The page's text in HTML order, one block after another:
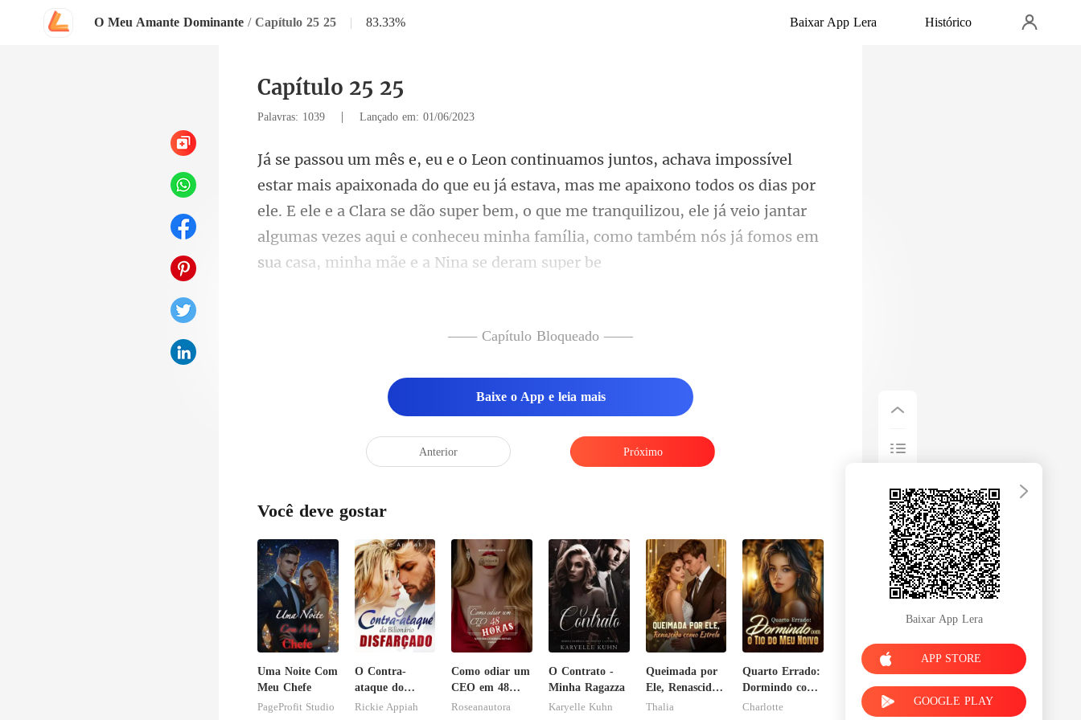
O Meu Amante Dominante / Capítulo 25 25 | 83.33% Baixar App Lera Histórico
Capítulo 25 25
Palavras: 1039 | Lançado em: 01/06/2023
mas me apaixono todos os dias por
ele. E ele e a Clara se dão super bem, o que me tranquilizou, ele já veio jantar
a
—— Capítulo Bloqueado ——
Baixe o App e leia mais
Anterior Próximo
Você deve gostar
Uma Noite Com
Meu Chefe
PageProfit Studio
O Contra-
ataque do
Bilionário
Rickie Appiah
Como odiar um
CEO em 48
horas
Roseanautora
O Contrato -
Minha Ragazza
Karyelle Kuhn
Queimada por
Ele, Renascida
como Estrela
Thalia
Quarto Errado:
Dormindo com
o Tio do Meu
Charlotte
Baixar App Lera
APP STORE
GOOGLE PLAY